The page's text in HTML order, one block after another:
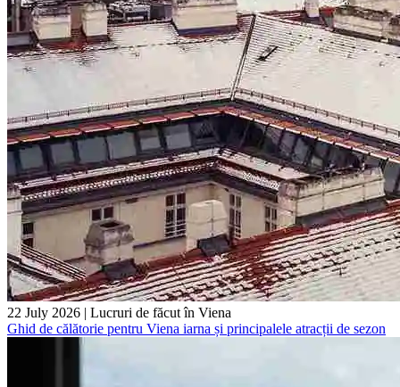
22 July 2026 | Lucruri de făcut în Viena
Ghid de călătorie pentru Viena iarna și principalele atracții de sezon